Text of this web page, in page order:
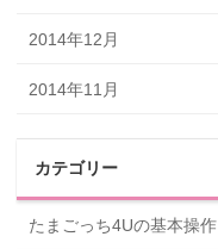
2014年12月
2014年11月
カテゴリー
たまごっち4Uの基本操作